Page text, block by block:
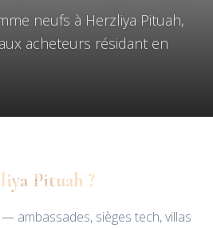
neufs à Herzliya Pituah,
acheteurs résidant en
Pituah ?
ambassades, sièges tech, villas